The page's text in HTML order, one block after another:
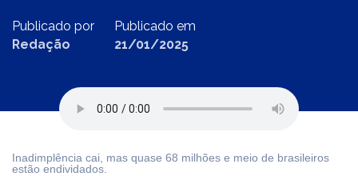
Publicado por
Redação
Publicado em
21/01/2025
Inadimplência cai, mas quase 68 milhões e meio de brasileiros
estão endividados.